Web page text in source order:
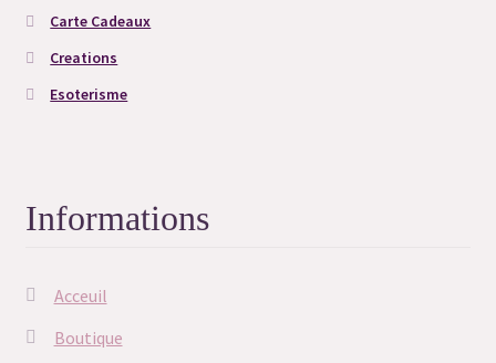
FAQ Grimoire
Merci
Merci
Carte Cadeaux
Creations
Esoterisme
Informations
Acceuil
Boutique